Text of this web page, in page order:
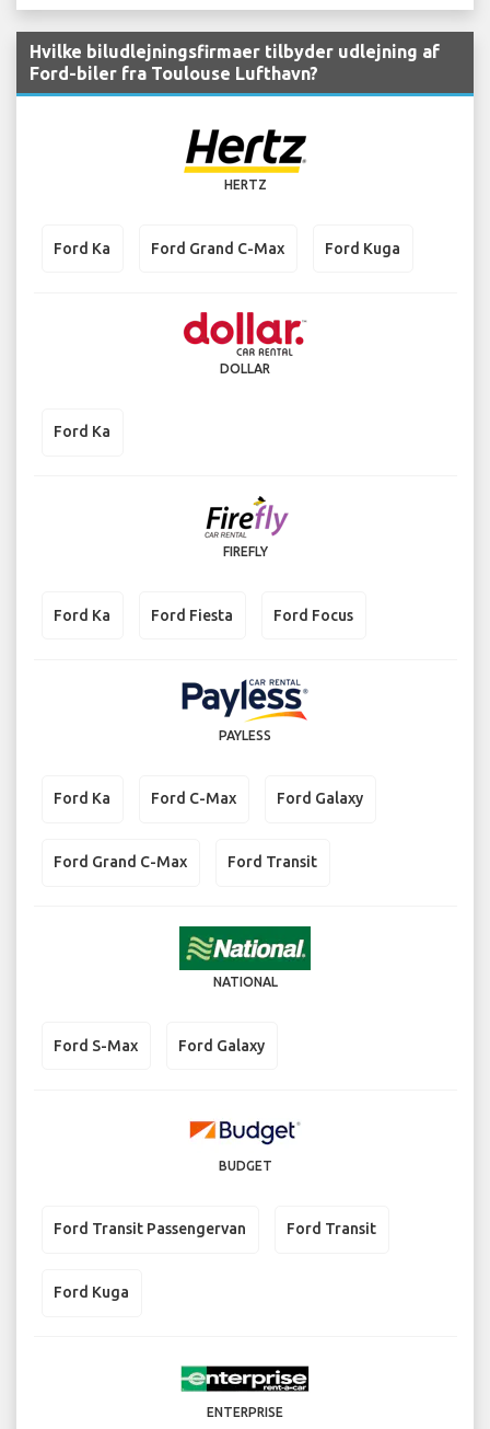
Hvilke biludlejningsfirmaer tilbyder udlejning af
Ford-biler fra Toulouse Lufthavn?
HERTZ
Ford Ka Ford Grand C-Max Ford Kuga
DOLLAR
Ford Ka
FIREFLY
Ford Ka Ford Fiesta Ford Focus
PAYLESS
Ford Ka Ford C-Max Ford Galaxy
Ford Grand C-Max Ford Transit
NATIONAL
Ford S-Max Ford Galaxy
BUDGET
Ford Transit Passengervan Ford Transit
Ford Kuga
ENTERPRISE